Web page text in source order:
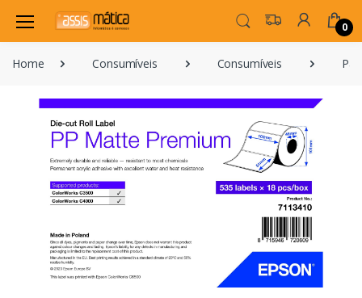
0
Home Consumíveis Consumíveis